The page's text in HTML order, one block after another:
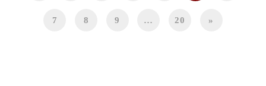
7 8 9 … 20 »